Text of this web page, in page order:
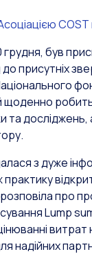
COST
був
присутніх
робить
та
з дуже
практику
про
Lump
надійних